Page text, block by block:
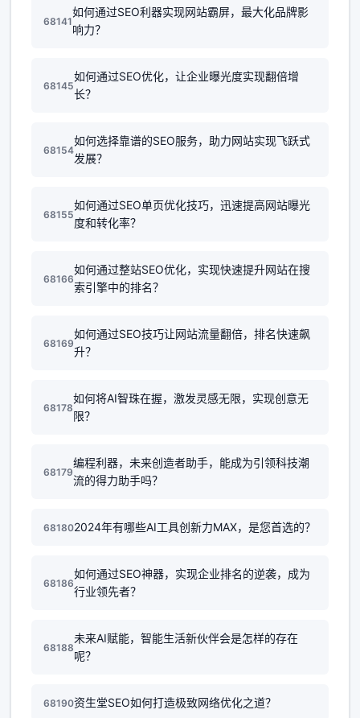
68141
如何通过SEO利器实现网站霸屏，最大化品牌影
响力？
68145
如何通过SEO优化，让企业曝光度实现翻倍增
长？
68154
如何选择靠谱的SEO服务，助力网站实现飞跃式
发展？
68155
如何通过SEO单页优化技巧，迅速提高网站曝光
度和转化率？
68166
如何通过整站SEO优化，实现快速提升网站在搜
索引擎中的排名？
68169
如何通过SEO技巧让网站流量翻倍，排名快速飙
升？
68178
如何将AI智珠在握，激发灵感无限，实现创意无
限？
68179
编程利器，未来创造者助手，能成为引领科技潮
流的得力助手吗？
681802024年有哪些AI工具创新力MAX，是您首选的？
68186
如何通过SEO神器，实现企业排名的逆袭，成为
行业领先者？
68188
未来AI赋能，智能生活新伙伴会是怎样的存在
呢？
68190资生堂SEO如何打造极致网络优化之道？